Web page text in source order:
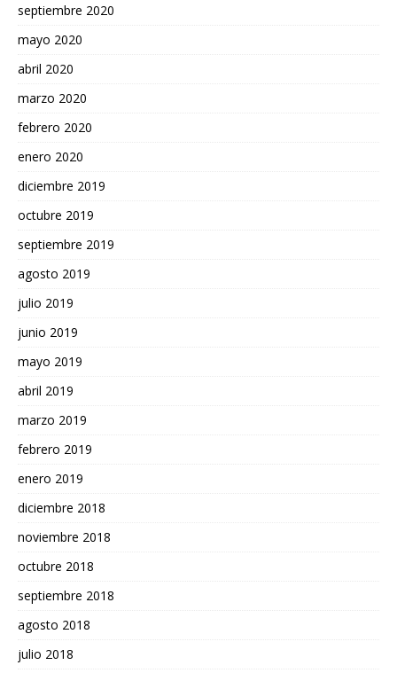
septiembre 2020
mayo 2020
abril 2020
marzo 2020
febrero 2020
enero 2020
diciembre 2019
octubre 2019
septiembre 2019
agosto 2019
julio 2019
junio 2019
mayo 2019
abril 2019
marzo 2019
febrero 2019
enero 2019
diciembre 2018
noviembre 2018
octubre 2018
septiembre 2018
agosto 2018
julio 2018